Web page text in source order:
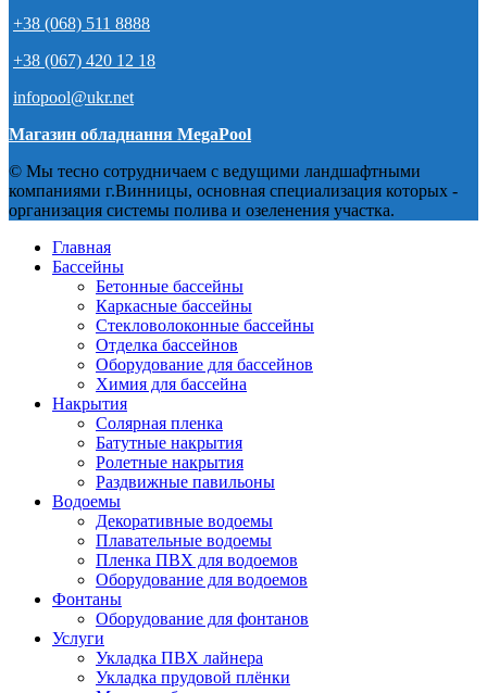
+38 (068) 511 8888
+38 (067) 420 12 18
infopool@ukr.net
Магазин обладнання MegaPool
© Мы тесно сотрудничаем с ведущими ландшафтными
компаниями г.Винницы, основная специализация которых -
организация системы полива и озеленения участка.
Главная
Бассейны
Бетонные бассейны
Каркасные бассейны
Стекловолоконные бассейны
Отделка бассейнов
Оборудование для бассейнов
Химия для бассейна
Накрытия
Солярная пленка
Батутные накрытия
Ролетные накрытия
Раздвижные павильоны
Водоемы
Декоративные водоемы
Плавательные водоемы
Пленка ПВХ для водоемов
Оборудование для водоемов
Фонтаны
Оборудование для фонтанов
Услуги
Укладка ПВХ лайнера
Укладка прудовой плёнки